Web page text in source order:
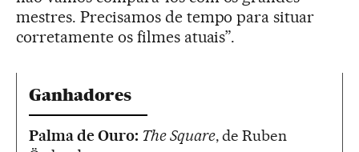
mestres. Precisamos de tempo para situar
corretamente os filmes atuais”.
Ganhadores
Palma de Ouro: The Square, de Ruben